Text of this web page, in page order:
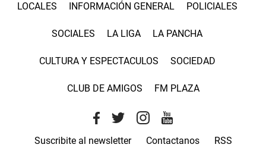
LOCALES INFORMACIÓN GENERAL POLICIALES
SOCIALES LA LIGA LA PANCHA
CULTURA Y ESPECTACULOS SOCIEDAD
CLUB DE AMIGOS FM PLAZA
Suscribite al newsletter Contactanos RSS